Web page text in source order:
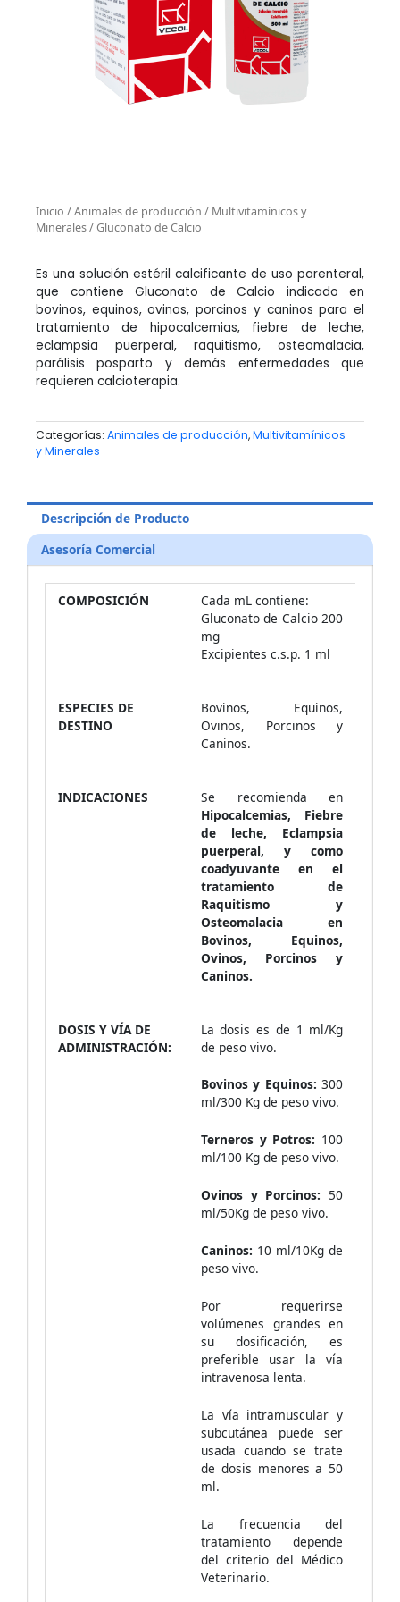
Inicio /Animales de producción / Multivitamínicos y
Minerales/ Gluconato de Calcio
Es una solución estéril calcificante de uso parenteral,
que contiene Gluconato de Calcio indicado en
bovinos, equinos, ovinos, porcinos y caninos para el
tratamiento de hipocalcemias, fiebre de leche,
eclampsia puerperal, raquitismo, osteomalacia,
parálisis posparto y demás enfermedades que
requieren calcioterapia.
Categorías: Animales de producción,Multivitamínicos
y Minerales
Descripción de Producto
Asesoría Comercial
COMPOSICIÓN
Cada mL contiene:
Gluconato de Calcio 200
mg
Excipientes c.s.p. 1 ml
ESPECIES DE
DESTINO
Bovinos, Equinos,
Ovinos, Porcinos y
Caninos.
INDICACIONES
Se recomienda en
Hipocalcemias, Fiebre
de leche, Eclampsia
puerperal, y como
coadyuvante en el
tratamiento de
Raquitismo y
Osteomalacia en
Bovinos, Equinos,
Ovinos, Porcinos y
Caninos.
DOSIS Y VÍA DE
ADMINISTRACIÓN:
La dosis es de 1 ml/Kg
de peso vivo.
Bovinos y Equinos: 300
ml/300 Kg de peso vivo.
Terneros y Potros: 100
ml/100 Kg de peso vivo.
Ovinos y Porcinos: 50
ml/50Kg de peso vivo.
Caninos: 10 ml/10Kg de
peso vivo.
Por requerirse
volúmenes grandes en
su dosificación, es
preferible usar la vía
intravenosa lenta.
La vía intramuscular y
subcutánea puede ser
usada cuando se trate
de dosis menores a 50
ml.
La frecuencia del
tratamiento depende
del criterio del Médico
Veterinario.